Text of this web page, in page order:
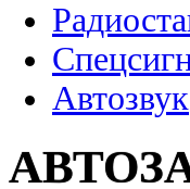
Автозвук